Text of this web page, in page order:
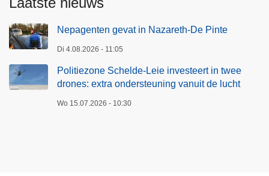
Nepagenten gevat in Nazareth-De Pinte
Di 4.08.2026 - 11:05
Politiezone Schelde-Leie investeert in twee
drones: extra ondersteuning vanuit de lucht
Wo 15.07.2026 - 10:30